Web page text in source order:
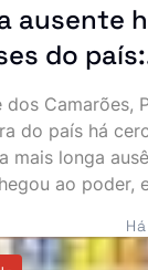
ausente
do país:
mais
e
exige
dos Camarões,
do país há
mais longa
ao poder,
as
a alimentar